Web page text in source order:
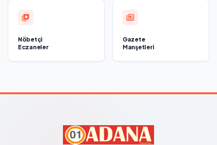
Nöbetçi
Eczaneler
Gazete
Manşetleri